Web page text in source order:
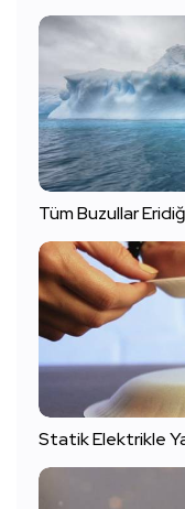
Tüm Buzullar
Statik Elektrikle